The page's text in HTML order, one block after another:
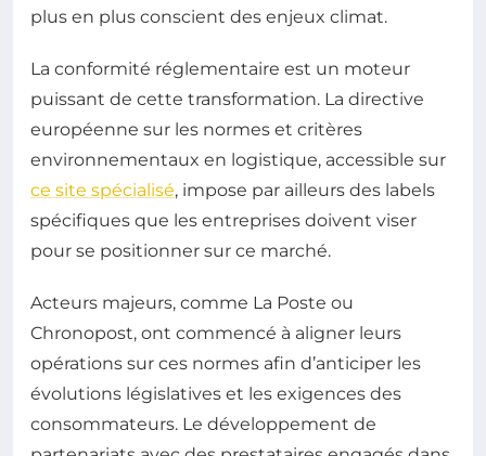
plus en plus conscient des enjeux climat.
La conformité réglementaire est un moteur
puissant de cette transformation. La directive
européenne sur les normes et critères
environnementaux en logistique, accessible sur
ce site spécialisé, impose par ailleurs des labels
spécifiques que les entreprises doivent viser
pour se positionner sur ce marché.
Acteurs majeurs, comme La Poste ou
Chronopost, ont commencé à aligner leurs
opérations sur ces normes afin d’anticiper les
évolutions législatives et les exigences des
consommateurs. Le développement de